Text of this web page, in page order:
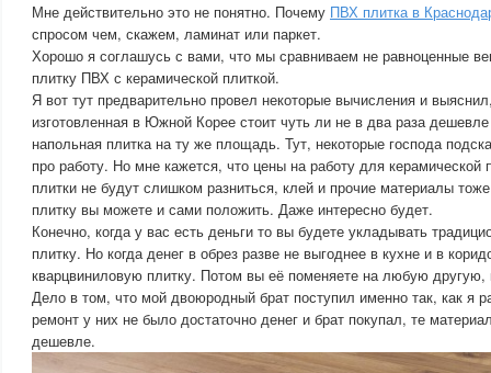
Мне действительно это не понятно. Почему ПВХ плитка в
спросом чем, скажем, ламинат или паркет.
Хорошо я соглашусь с вами, что мы сравниваем не равноценные
плитку ПВХ с керамической плиткой.
Я вот тут предварительно провел некоторые вычисления и
изготовленная в Южной Корее стоит чуть ли не в два раза
напольная плитка на ту же площадь. Тут, некоторые господа
про работу. Но мне кажется, что цены на работу для керамической
плитки не будут слишком разниться, клей и прочие материалы
плитку вы можете и сами положить. Даже интересно будет.
Конечно, когда у вас есть деньги то вы будете укладывать
плитку. Но когда денег в обрез разве не выгоднее в кухне и в
кварцвиниловую плитку. Потом вы её поменяете на любую другую,
Дело в том, что мой двоюродный брат поступил именно так, как я
ремонт у них не было достаточно денег и брат покупал, те
дешевле.